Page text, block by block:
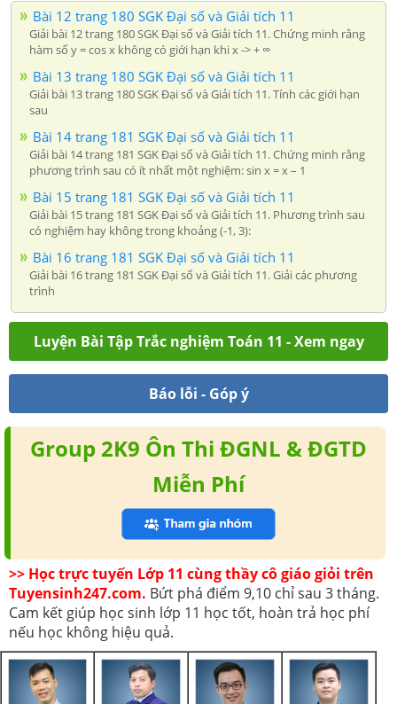
Bài 12 trang 180 SGK Đại số và Giải tích 11
Giải bài 12 trang 180 SGK Đại số và Giải tích 11. Chứng minh rằng
hàm số y = cos x không có giới hạn khi x -> + ∞
Bài 13 trang 180 SGK Đại số và Giải tích 11
Giải bài 13 trang 180 SGK Đại số và Giải tích 11. Tính các giới hạn
sau
Bài 14 trang 181 SGK Đại số và Giải tích 11
Giải bài 14 trang 181 SGK Đại số và Giải tích 11. Chứng minh rằng
phương trình sau có ít nhất một nghiệm: sin x = x – 1
Bài 15 trang 181 SGK Đại số và Giải tích 11
Giải bài 15 trang 181 SGK Đại số và Giải tích 11. Phương trình sau
có nghiệm hay không trong khoảng (-1, 3):
Bài 16 trang 181 SGK Đại số và Giải tích 11
Giải bài 16 trang 181 SGK Đại số và Giải tích 11. Giải các phương
trình
Luyện Bài Tập Trắc nghiệm Toán 11 - Xem ngay
Báo lỗi - Góp ý
Group 2K9 Ôn Thi ĐGNL & ĐGTD
Miễn Phí
>> Học trực tuyến Lớp 11 cùng thầy cô giáo giỏi trên
Tuyensinh247.com. Bứt phá điểm 9,10 chỉ sau 3 tháng.
Cam kết giúp học sinh lớp 11 học tốt, hoàn trả học phí
nếu học không hiệu quả.